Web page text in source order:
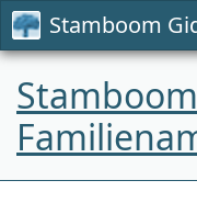
Stamboom